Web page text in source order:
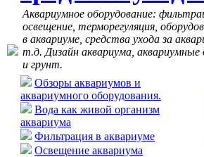
Аквариумное оборудование:
освещение, терморегуляция,
в аквариуме, средства ухода за
т.д. Дизайн аквариума, аквариумные
и грунт.
Обзоры аквариумов и
аквариумного оборудования.
Вода как живой организм
аквариума
Фильтрация в аквариуме
Освещение аквариума